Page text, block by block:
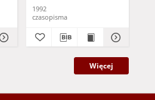
1992
czasopisma
Więcej